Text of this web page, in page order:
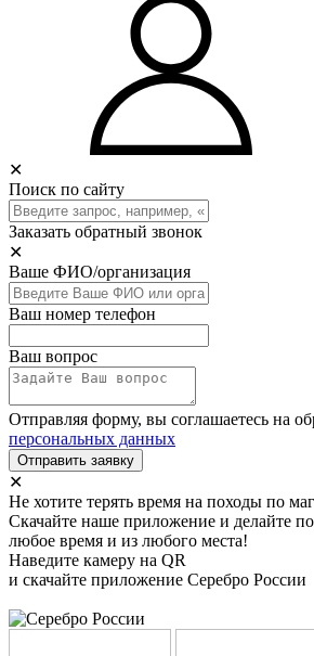
✕
Поиск по сайту
Заказать обратный звонок
✕
Ваше ФИО/организация
Ваш номер телефон
Ваш вопрос
Отправляя форму, вы соглашаетесь на
персональных данных
Отправить заявку
✕
Не хотите терять время на походы по
Скачайте наше приложение и делайте
любое время и из любого места!
Наведите камеру на QR
и скачайте приложение Серебро России